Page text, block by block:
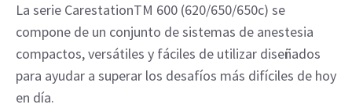
La serie CarestationTM 600 (620/650/650c) se
compone de un conjunto de sistemas de anestesia
compactos, versátiles y fáciles de utilizar diseñados
para ayudar a superar los desafíos más difíciles de hoy
en día.